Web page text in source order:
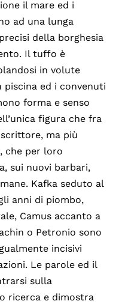
il mare ed i
ad una lunga
della borghesia
Il tuffo è
in volute
piscina ed i convenuti
forma e senso
figura che fra
ma più
che per loro
sui nuovi barbari,
Kafka seduto al
anni di piombo,
Camus accanto a
o Petronio sono
incisivi
Le parole ed il
sulla
ricerca e dimostra